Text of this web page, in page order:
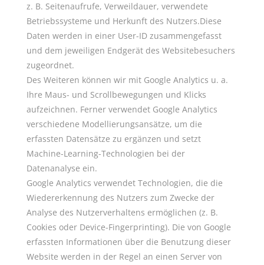
z. B. Seitenaufrufe, Verweildauer, verwendete
Betriebssysteme und Herkunft des Nutzers.Diese
Daten werden in einer User-ID zusammengefasst
und dem jeweiligen Endgerät des Websitebesuchers
zugeordnet.
Des Weiteren können wir mit Google Analytics u. a.
Ihre Maus- und Scrollbewegungen und Klicks
aufzeichnen. Ferner verwendet Google Analytics
verschiedene Modellierungsansätze, um die
erfassten Datensätze zu ergänzen und setzt
Machine-Learning-Technologien bei der
Datenanalyse ein.
Google Analytics verwendet Technologien, die die
Wiedererkennung des Nutzers zum Zwecke der
Analyse des Nutzerverhaltens ermöglichen (z. B.
Cookies oder Device-Fingerprinting). Die von Google
erfassten Informationen über die Benutzung dieser
Website werden in der Regel an einen Server von